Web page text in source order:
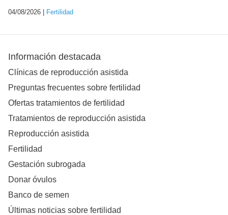
04/08/2026 | Fertilidad
Información destacada
Clínicas de reproducción asistida
Preguntas frecuentes sobre fertilidad
Ofertas tratamientos de fertilidad
Tratamientos de reproducción asistida
Reproducción asistida
Fertilidad
Gestación subrogada
Donar óvulos
Banco de semen
Últimas noticias sobre fertilidad